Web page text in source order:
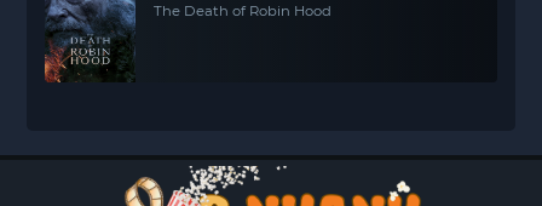
The Death of Robin Hood